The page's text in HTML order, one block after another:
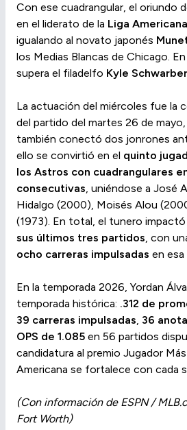
Con ese cuadrangular, el oriundo
en el liderato de la Liga Americana
igualando al novato japonés
los Medias Blancas de Chicago.
supera el filadelfo Kyle Schwarber
La actuación del miércoles fue la
del partido del martes 26 de
también conectó dos jonrones
ello se convirtió en el quinto
los Astros con cuadrangulares
consecutivas, uniéndose a José
Hidalgo (2000), Moisés Alou
(1973). En total, el tunero impactó
sus últimos tres partidos, con
ocho carreras impulsadas en esa
En la temporada 2026, Yordan
temporada histórica: .312 de
39 carreras impulsadas, 36
OPS de 1.085 en 56 partidos
candidatura al premio Jugador
Americana se fortalece con cada
(Con información de ESPN /
Fort Worth)